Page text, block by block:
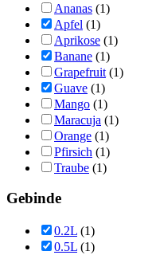
Ananas (1)
Apfel (1)
Aprikose (1)
Banane (1)
Grapefruit (1)
Guave (1)
Mango (1)
Maracuja (1)
Orange (1)
Pfirsich (1)
Traube (1)
Gebinde
0.2L (1)
0.5L (1)